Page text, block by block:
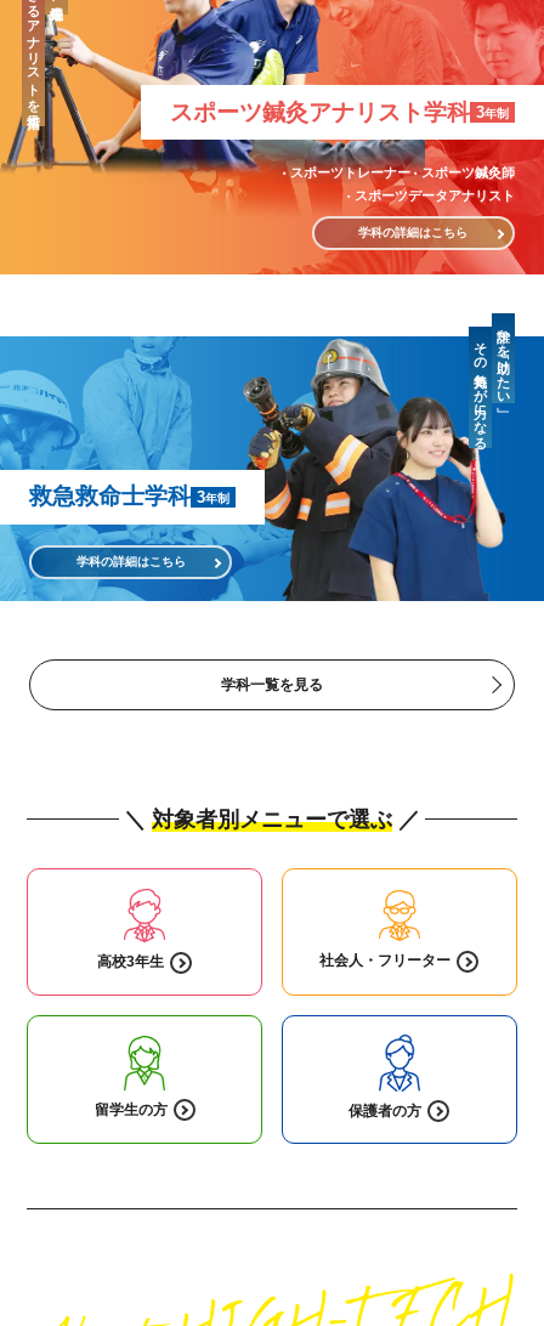
スポーツ鍼灸アナリスト学科 3年制
スポーツトレーナー
スポーツ鍼灸師
スポーツデータアナリスト
学科の詳細はこちら
救急救命士学科 3年制
学科の詳細はこちら
誰かを「助けたい」
その気持ちが力になる
学科一覧を見る
＼ 対象者別メニューで選ぶ ／
高校3年生 社会人・ フリーター
留学生の方 保護者の方